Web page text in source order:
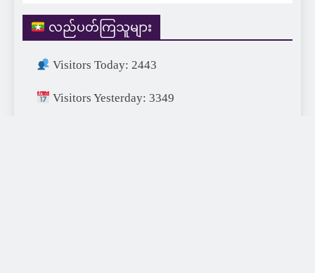
လည်ပတ်ကြသူများ
Visitors Today: 2443
Visitors Yesterday: 3349